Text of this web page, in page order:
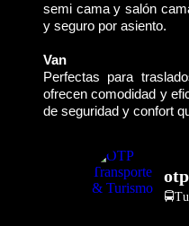
semi cama y salón
y seguro por asiento.
Van
Perfectas para
ofrecen comodidad y
de seguridad y confort